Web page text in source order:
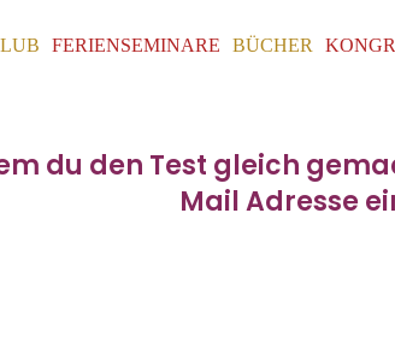
FERIENSEMINARE BÜCHER
du den Test gleich
Mail Adresse